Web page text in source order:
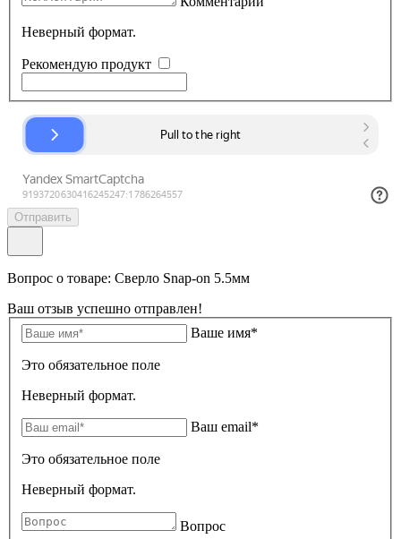
Неверный формат.
Рекомендую продукт
Отправить
Вопрос о товаре: Сверло Snap-on 5.5мм
Ваш отзыв успешно отправлен!
Ваше имя*
Это обязательное поле
Неверный формат.
Ваш email*
Это обязательное поле
Неверный формат.
Вопрос